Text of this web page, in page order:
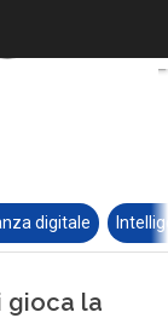
digitale
gioca la